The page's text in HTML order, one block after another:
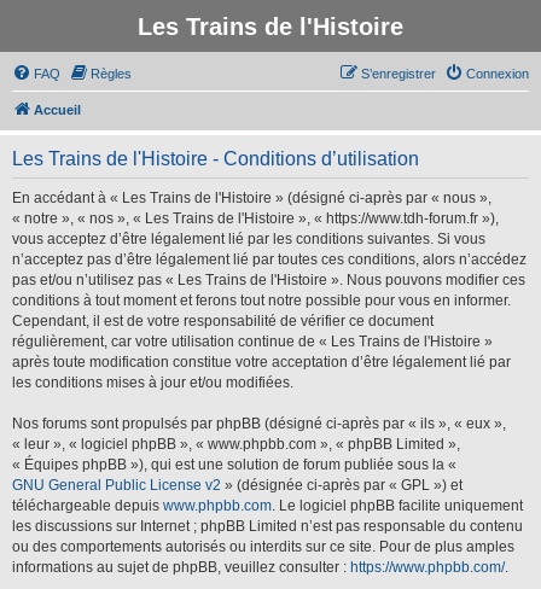
Les Trains de l'Histoire
FAQ Règles Connexion
S’enregistrer
Accueil
Les Trains de l'Histoire - Conditions d’utilisation
En accédant à « Les Trains de l'Histoire » (désigné ci-après par « nous »,
« notre », « nos », « Les Trains de l'Histoire », « https://www.tdh-forum.fr »),
vous acceptez d’être légalement lié par les conditions suivantes. Si vous
n’acceptez pas d’être légalement lié par toutes ces conditions, alors n’accédez
pas et/ou n’utilisez pas « Les Trains de l'Histoire ». Nous pouvons modifier ces
conditions à tout moment et ferons tout notre possible pour vous en informer.
Cependant, il est de votre responsabilité de vérifier ce document
régulièrement, car votre utilisation continue de « Les Trains de l'Histoire »
après toute modification constitue votre acceptation d’être légalement lié par
les conditions mises à jour et/ou modifiées.
Nos forums sont propulsés par phpBB (désigné ci-après par « ils », « eux »,
« leur », « logiciel phpBB », « www.phpbb.com », « phpBB Limited »,
« Équipes phpBB »), qui est une solution de forum publiée sous la «
GNU General Public License v2 » (désignée ci-après par « GPL ») et
téléchargeable depuis www.phpbb.com. Le logiciel phpBB facilite uniquement
les discussions sur Internet ; phpBB Limited n’est pas responsable du contenu
ou des comportements autorisés ou interdits sur ce site. Pour de plus amples
informations au sujet de phpBB, veuillez consulter : https://www.phpbb.com/.